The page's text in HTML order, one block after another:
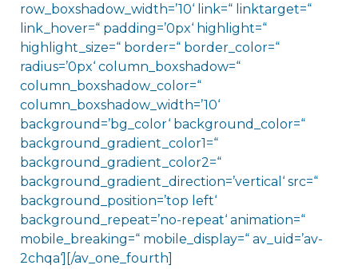
row_boxshadow_width=’10‘ link=“ linktarget=“
link_hover=“ padding=’0px‘ highlight=“
highlight_size=“ border=“ border_color=“
radius=’0px‘ column_boxshadow=“
column_boxshadow_color=“
column_boxshadow_width=’10‘
background=’bg_color‘ background_color=“
background_gradient_color1=“
background_gradient_color2=“
background_gradient_direction=’vertical‘ src=“
background_position=’top left‘
background_repeat=’no-repeat‘ animation=“
mobile_breaking=“ mobile_display=“ av_uid=’av-
2chqa‘][/av_one_fourth]